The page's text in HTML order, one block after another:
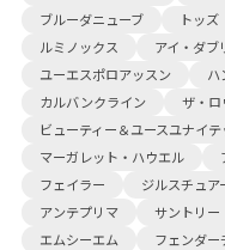
ブルーダニューブ
トッズ
ルミノックス
アイ・ダブ
ユーエスポロアッスン
ハ
カルバンクライン
ザ・ロ
ビューティー＆ユースユナイ
マーガレット・ハウエル
フェイラー
ジルスチュア
アンテプリマ
サントリー
エムシーエム
フェンダー